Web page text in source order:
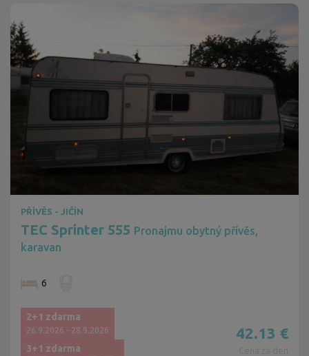
PŘÍVĚS - JIČÍN
TEC Sprinter 555 Pronajmu obytný přívěs,
karavan
6
2+1 zdarma
26.9.2026 - 28.9.2026
3+1 zdarma
42.13 €
Cena za den